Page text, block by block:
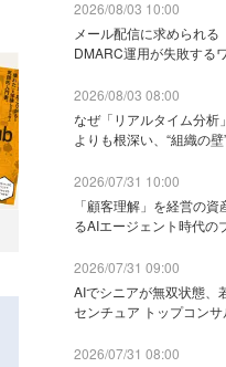
2026/08/03 10:00
メール配信に求められ
DMARC運用が失敗する
2026/08/03 08:00
なぜ「リアルタイム分
よりも根深い、“組織の壁
2026/07/31 10:00
「顧客理解」を経営の
るAIエージェント時代の
2026/07/31 09:00
AIでシニアが無双状態、
センチュア トップコンサ
2026/07/31 08:00